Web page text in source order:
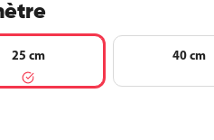
25 cm 40 cm